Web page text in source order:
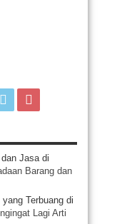
Jasa di
Barang dan
Terbuang di
Lagi Arti